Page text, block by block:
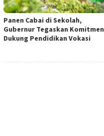
Panen Cabai di Sekolah,
Gubernur Tegaskan Komitmen
Dukung Pendidikan Vokasi